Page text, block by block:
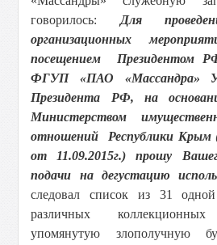
говорилось: Для
организационных
посещением Президентом
ФГУП «ПАО «Массандра»
Президента РФ, на
Министерством
отношений Республики Крым
от 11.09.2015г.) прошу
подачи на дегустацию
следовал список из 31
различных
упомянутую злополучную